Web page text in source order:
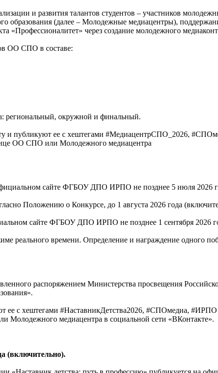
и развития талантов студентов – участников
образования (далее – Молодежные медиацентры),
«Профессионалитет» через создание молодежного
ОО СПО в составе:
региональный, окружной и финальный.
и публикуют ее с хештегами #МедиацентрСПО_2026,
ОО СПО или Молодежного медиацентра
сайте ФГБОУ ДПО ИРПО не позднее 5 июля 2026
Положению о Конкурсе, до 1 августа 2026 года
сайте ФГБОУ ДПО ИРПО не позднее 1 сентября 2026
реального времени. Определение и награждение одного
распоряжением Министерства просвещения
ее с хештегами #НаставникДетства2026, #СПОмедиа,
медиацентра в социальной сети «ВКонтакте».
(включительно).